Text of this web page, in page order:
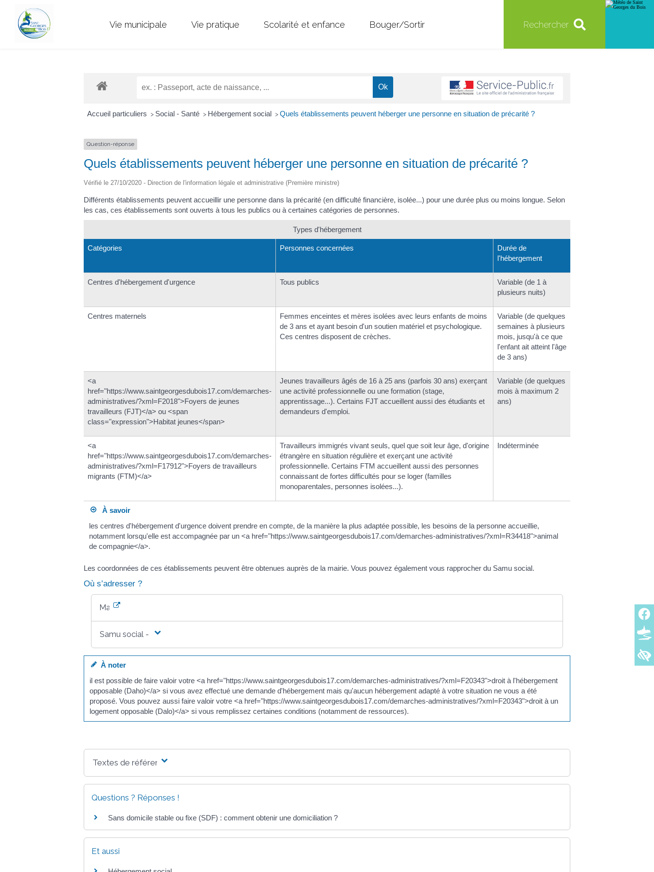
Vie municipale Vie pratique Scolarité et enfance Bouger/Sortir Rechercher
Accueil particuliers > Social - Santé > Hébergement social > Quels établissements peuvent héberger une personne en situation de précarité ?
Question-réponse
Quels établissements peuvent héberger une personne en situation de précarité ?
Vérifié le 27/10/2020 - Direction de l'information légale et administrative (Première ministre)
Différents établissements peuvent accueillir une personne dans la précarité (en difficulté financière, isolée...) pour une durée plus ou moins longue. Selon
les cas, ces établissements sont ouverts à tous les publics ou à certaines catégories de personnes.
Types d'hébergement
Catégories Personnes concernées
Durée de
l'hébergement
Centres d'hébergement d'urgence Tous publics
Variable (de 1 à
plusieurs nuits)
Centres maternels
Femmes enceintes et mères isolées avec leurs enfants de moins
de 3 ans et ayant besoin d'un soutien matériel et psychologique.
Ces centres disposent de crèches.
Variable (de quelques
semaines à plusieurs
mois, jusqu'à ce que
l'enfant ait atteint l'âge
de 3 ans)
<a
href="https://www.saintgeorgesdubois17.com/demarches-
administratives/?xml=F2018">Foyers de jeunes
travailleurs (FJT)</a> ou <span
class="expression">Habitat jeunes</span>
Jeunes travailleurs âgés de 16 à 25 ans (parfois 30 ans) exerçant
une activité professionnelle ou une formation (stage,
apprentissage...). Certains FJT accueillent aussi des étudiants et
demandeurs d'emploi.
Variable (de quelques
mois à maximum 2
ans)
<a
href="https://www.saintgeorgesdubois17.com/demarches-
administratives/?xml=F17912">Foyers de travailleurs
migrants (FTM)</a>
Travailleurs immigrés vivant seuls, quel que soit leur âge, d'origine
étrangère en situation régulière et exerçant une activité
professionnelle. Certains FTM accueillent aussi des personnes
connaissant de fortes difficultés pour se loger (familles
monoparentales, personnes isolées...).
Indéterminée
À savoir
les centres d'hébergement d'urgence doivent prendre en compte, de la manière la plus adaptée possible, les besoins de la personne accueillie,
notamment lorsqu'elle est accompagnée par un <a href="https://www.saintgeorgesdubois17.com/demarches-administratives/?xml=R34418">animal
de compagnie</a>.
Les coordonnées de ces établissements peuvent être obtenues auprès de la mairie. Vous pouvez également vous rapprocher du Samu social.
Où s’adresser ?
Mairie
Samu social - 115
À noter
il est possible de faire valoir votre <a href="https://www.saintgeorgesdubois17.com/demarches-administratives/?xml=F20343">droit à l'hébergement
opposable (Daho)</a> si vous avez effectué une demande d'hébergement mais qu'aucun hébergement adapté à votre situation ne vous a été
proposé. Vous pouvez aussi faire valoir votre <a href="https://www.saintgeorgesdubois17.com/demarches-administratives/?xml=F20343">droit à un
logement opposable (Dalo)</a> si vous remplissez certaines conditions (notamment de ressources).
Textes de référence
Questions ? Réponses !
Sans domicile stable ou fixe (SDF) : comment obtenir une domiciliation ?
Et aussi